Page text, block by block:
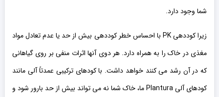
شما وجود دارد.
زیرا کوددهی PK با احساس خطر کوددهی بیش از حد یا عدم تعادل مواد
مغذی در خاک را به همراه دارد. هر دوی آنها اثرات منفی بر روی گیاهانی
که در آن رشد می کنند خواهد داشت. با کودهای ترکیبی عمدتاً آلی مانند
کودهای آلی Plantura ما، خاک شما نه می تواند بیش از حد بارور شود و